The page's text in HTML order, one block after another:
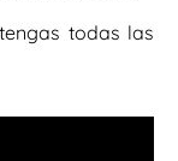
todas las